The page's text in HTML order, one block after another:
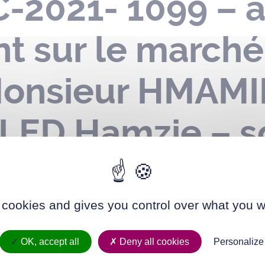
2021- 1099
sur le
Hamzie –
la date de
and gives you control over what you
OK, accept all Deny all cookies Personalize